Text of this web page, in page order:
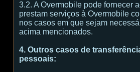
3.2. A Overmobile pode fornecer
prestam serviços à Overmobile
nos casos em que sejam
acima mencionados.
4. Outros casos de
pessoais: